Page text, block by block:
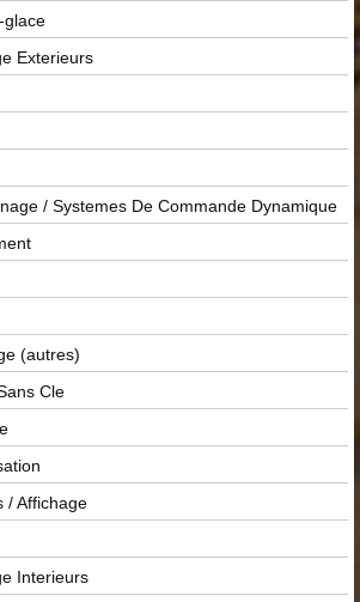
glace
Exterieurs
/ Systemes De Commande Dynamique
(autres)
Cle
/ Affichage
Interieurs